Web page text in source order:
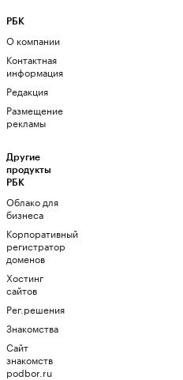
РБК
О компании
Контактная
информация
Редакция
Размещение
рекламы
Другие
продукты
РБК
Облако для
бизнеса
Корпоративный
регистратор
доменов
Хостинг
сайтов
Рег.решения
Знакомства
Сайт
знакомств
podbor.ru